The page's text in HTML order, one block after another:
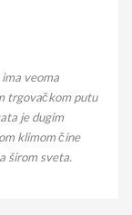
veoma
trgovačkom putu
je dugim
klimom čine
širom sveta.